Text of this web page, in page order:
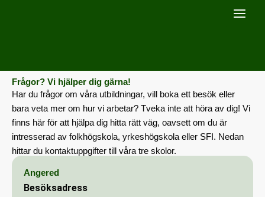
Frågor? Vi hjälper dig gärna!
Har du frågor om våra utbildningar, vill boka ett besök eller
bara veta mer om hur vi arbetar? Tveka inte att höra av dig! Vi
finns här för att hjälpa dig hitta rätt väg, oavsett om du är
intresserad av folkhögskola, yrkeshögskola eller SFI. Nedan
hittar du kontaktuppgifter till våra tre skolor.
Angered
Besöksadress